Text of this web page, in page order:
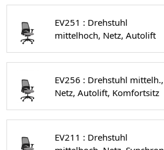
EV251 : Drehstuhl
mittelhoch, Netz, Autolift
EV256 : Drehstuhl mittelh.,
Netz, Autolift, Komfortsitz
EV211 : Drehstuhl